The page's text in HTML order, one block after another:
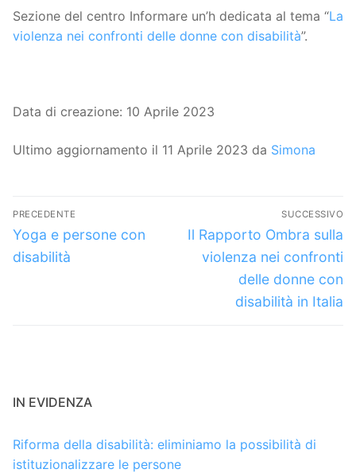
Sezione del centro Informare un’h dedicata al tema “La
violenza nei confronti delle donne con disabilità”.
Data di creazione: 10 Aprile 2023
Ultimo aggiornamento il 11 Aprile 2023 da Simona
Navigazione
articoli
PRECEDENTE
Articolo
precedente:
Yoga e persone con
disabilità
SUCCESSIVO
Articolo
successivo:
Il Rapporto Ombra sulla
violenza nei confronti
delle donne con
disabilità in Italia
IN EVIDENZA
Riforma della disabilità: eliminiamo la possibilità di
istituzionalizzare le persone